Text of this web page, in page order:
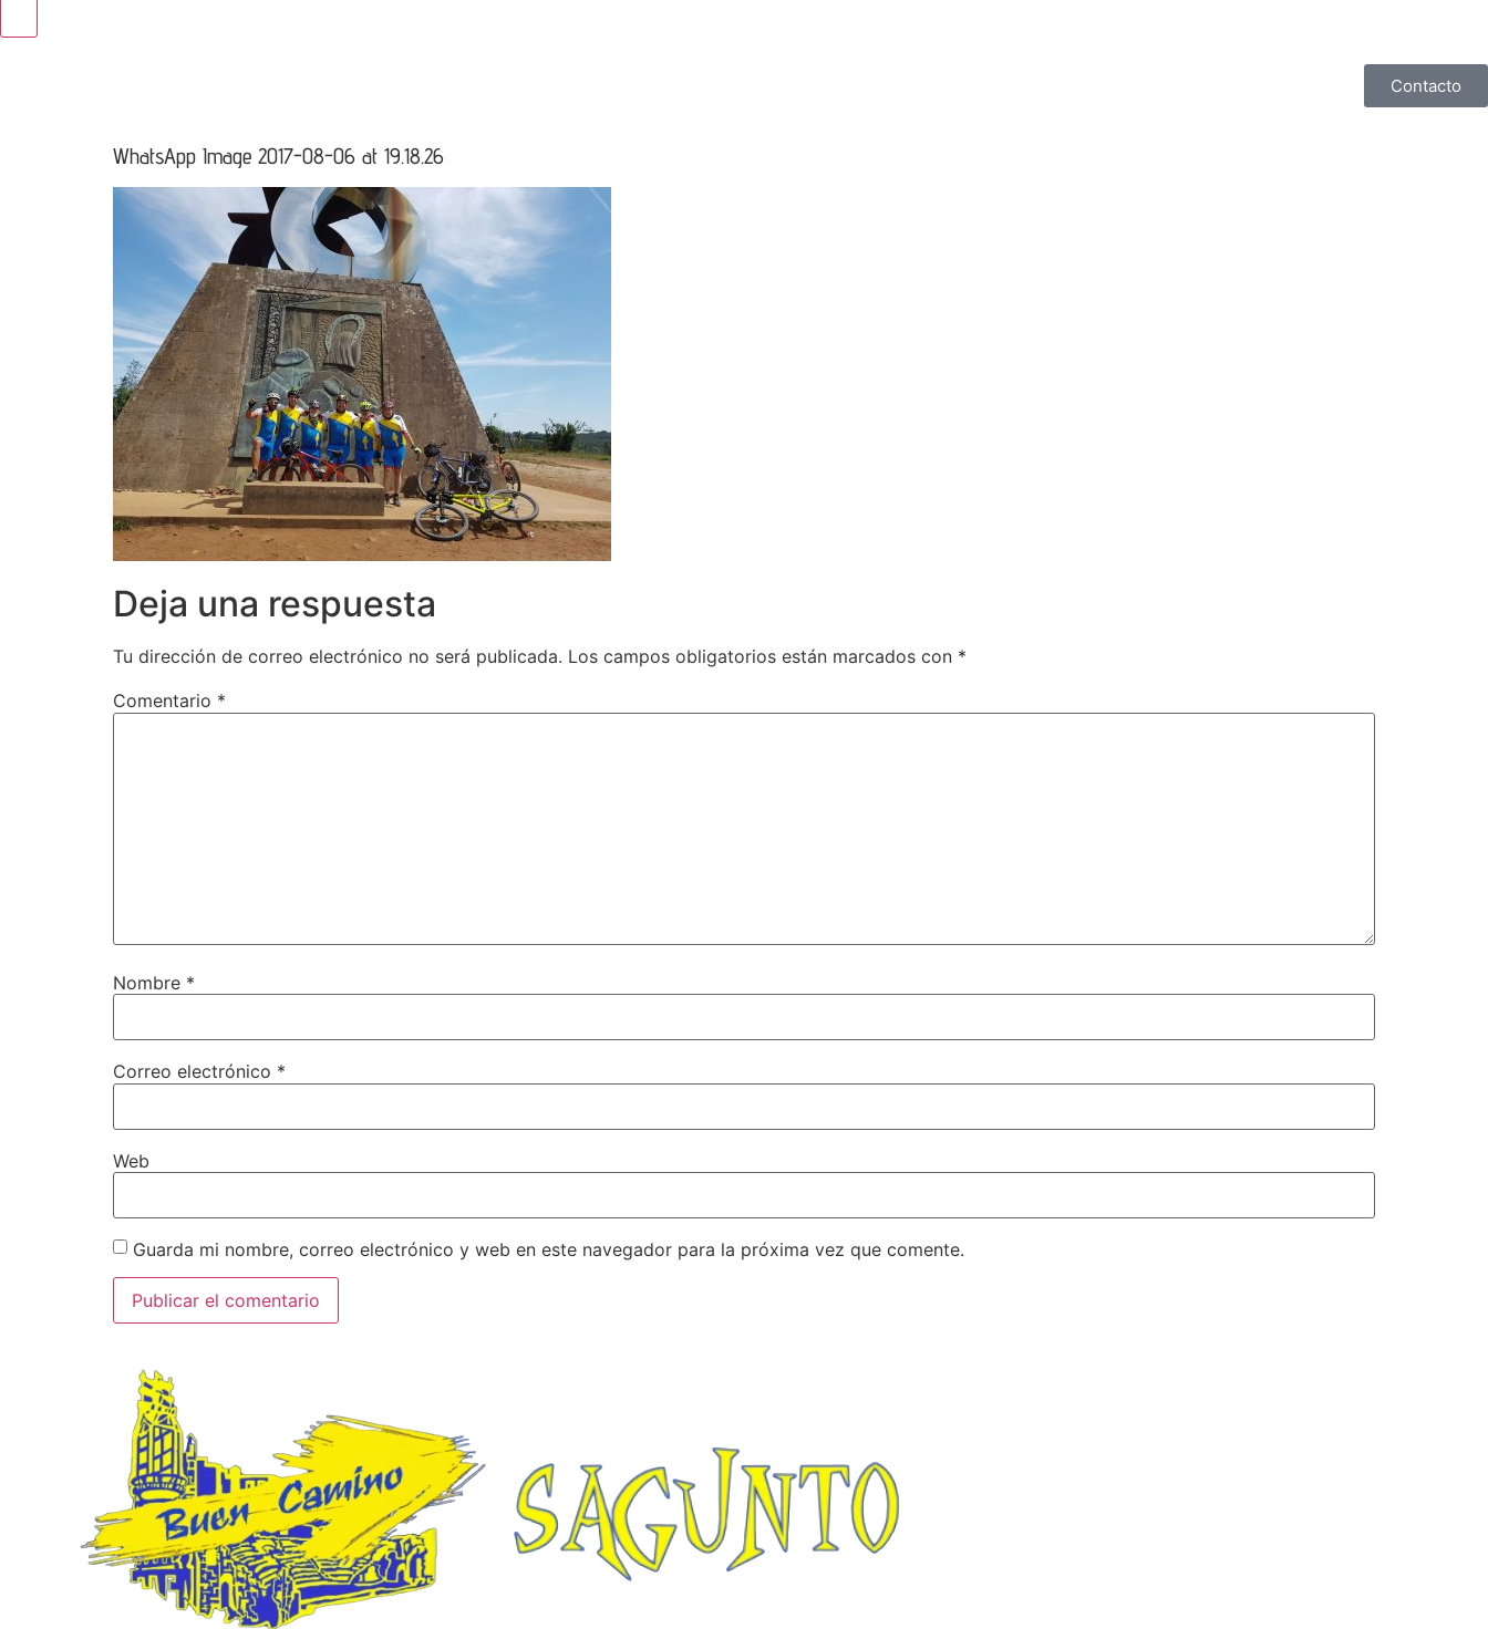
Contacto
WhatsApp Image 2017-08-06 at 19.18.26
Deja una respuesta
Tu dirección de correo electrónico no será publicada. Los campos obligatorios están marcados con *
Comentario *
Nombre *
Correo electrónico *
Web
Guarda mi nombre, correo electrónico y web en este navegador para la próxima vez que comente.